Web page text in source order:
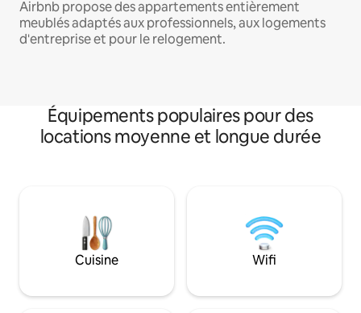
Airbnb propose des appartements entièrement
meublés adaptés aux professionnels, aux logements
d'entreprise et pour le relogement.
Équipements populaires pour des
locations moyenne et longue durée
Cuisine Wifi